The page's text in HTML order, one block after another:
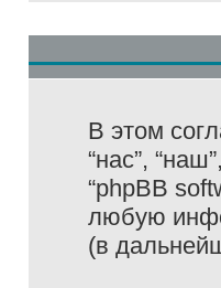
В этом
“нас”,
“phpBB
любую
(в